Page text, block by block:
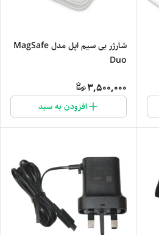
شارژر بی سیم اپل مدل MagSafe
Duo
3,500,000
افزودن به سبد